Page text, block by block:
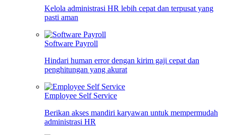
Kelola administrasi HR lebih cepat dan terpusat yang
pasti aman
Software Payroll
Hindari human error dengan kirim gaji cepat dan
penghitungan yang akurat
Employee Self Service
Berikan akses mandiri karyawan untuk mempermudah
administrasi HR